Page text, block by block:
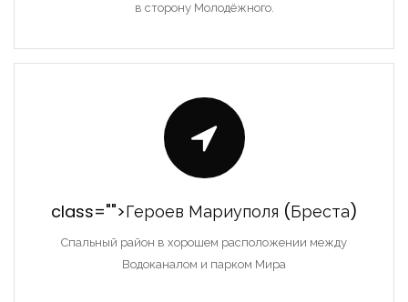
в сторону Молодёжного.
class="">Героев Мариуполя (Бреста)
Спальный район в хорошем расположении между
Водоканалом и парком Мира